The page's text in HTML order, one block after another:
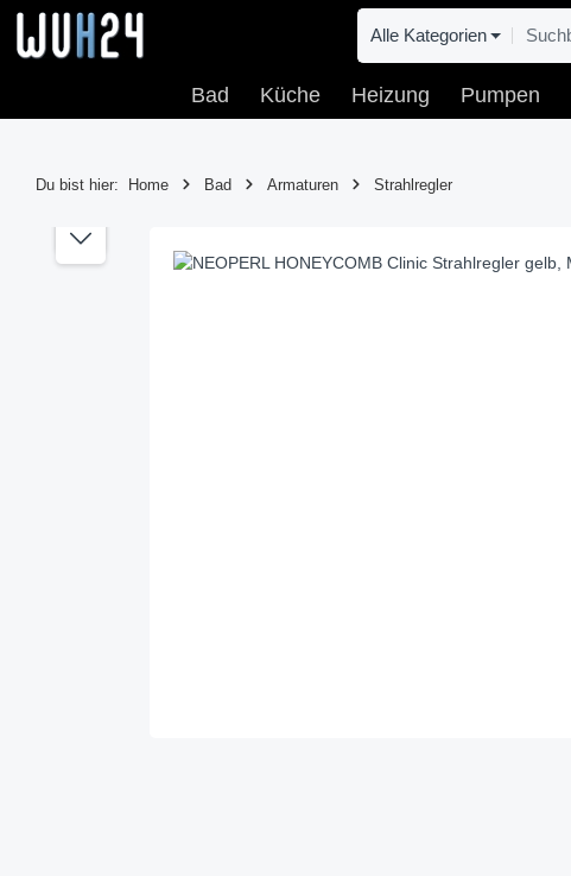
Hauptinhalt springen
Zur Suche springen
Zur Hauptnavigation springen
Alle Kategorien
Bad Küche Heizung Pumpen
Du bist hier: Home Bad Armaturen Strahlregler
Bildergalerie überspringen